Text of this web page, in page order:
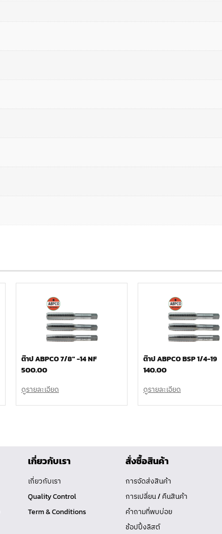
ต๊าป ABPCO 7/8″ -14 NF
500.00
ดูรายละเอียด
ต๊าป ABPCO BSP 1/4-19
140.00
ดูรายละเอียด
เกี่ยวกับเรา
เกี่ยวกับเรา
Quality Control
Term & Conditions
สั่งซื้อสินค้า
การจัดส่งสินค้า
การเปลี่ยน / คืนสินค้า
คำถามที่พบบ่อย
ช้อปปิ้งลิสต์